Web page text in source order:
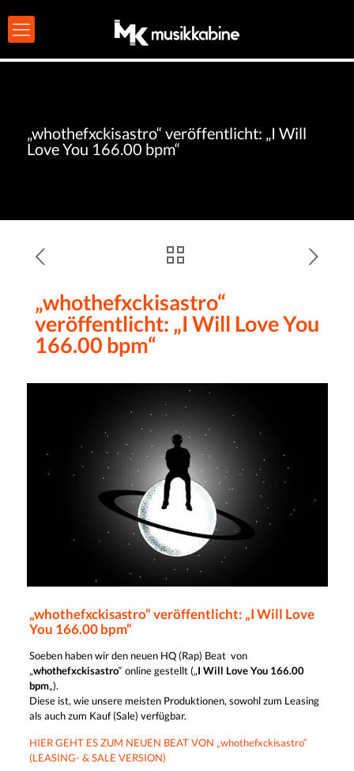
„whothefxckisastro“ veröffentlicht: „I Will
Love You 166.00 bpm“
„whothefxckisastro“
veröffentlicht: „I Will Love You
166.00 bpm“
„whothefxckisastro“ veröffentlicht: „I Will Love
You 166.00 bpm“
Soeben haben wir den neuen HQ (Rap) Beat von
„whothefxckisastro“ online gestellt („I Will Love You 166.00
bpm„).
Diese ist, wie unsere meisten Produktionen, sowohl zum Leasing
als auch zum Kauf (Sale) verfügbar.
HIER GEHT ES ZUM NEUEN BEAT VON „whothefxckisastro“
(LEASING- & SALE VERSION)